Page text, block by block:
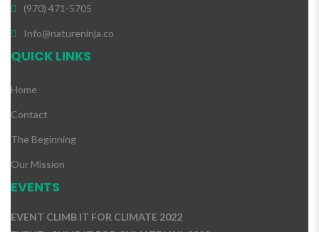
(970) 471-5705
Info@natureninja.co
QUICK LINKS
Home
Contact
The Beginning
Our Mission
EVENTS
EVENT CLIMB IT FOR CLIMATE 2022